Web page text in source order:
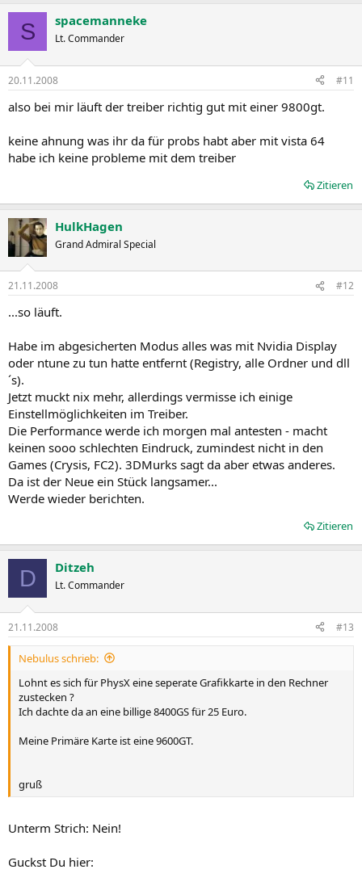
S spacemanneke
Lt. Commander
20.11.2008 #11
also bei mir läuft der treiber richtig gut mit einer 9800gt.
keine ahnung was ihr da für probs habt aber mit vista 64
habe ich keine probleme mit dem treiber
Zitieren
HulkHagen
Grand Admiral Special
21.11.2008 #12
...so läuft.
Habe im abgesicherten Modus alles was mit Nvidia Display
oder ntune zu tun hatte entfernt (Registry, alle Ordner und dll
´s).
Jetzt muckt nix mehr, allerdings vermisse ich einige
Einstellmöglichkeiten im Treiber.
Die Performance werde ich morgen mal antesten - macht
keinen sooo schlechten Eindruck, zumindest nicht in den
Games (Crysis, FC2). 3DMurks sagt da aber etwas anderes.
Da ist der Neue ein Stück langsamer...
Werde wieder berichten.
Zitieren
D Ditzeh
Lt. Commander
21.11.2008 #13
Nebulus schrieb:
Lohnt es sich für PhysX eine seperate Grafikkarte in den Rechner
zustecken ?
Ich dachte da an eine billige 8400GS für 25 Euro.
Meine Primäre Karte ist eine 9600GT.
gruß
Unterm Strich: Nein!
Guckst Du hier: